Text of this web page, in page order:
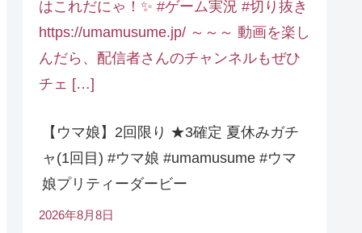
はこれだにゃ！✨ #ゲーム実況 #切り抜き
https://umamusume.jp/ ～～～ 動画を楽し
んだら、配信者さんのチャンネルもぜひ
チェ […]
【ウマ娘】2回限り ★3確定 夏休みガチ
ャ(1回目) #ウマ娘 #umamusume #ウマ
娘プリティーダービー
2026年8月8日